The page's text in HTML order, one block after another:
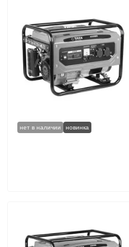
нет в наличии новинка